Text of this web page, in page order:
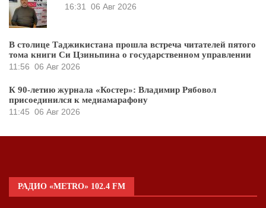
16:31
06 Авг 2026
В столице Таджикистана прошла встреча читателей пятого
тома книги Си Цзиньпина о государственном управлении
11:56 06 Авг 2026
К 90-летию журнала «Костер»: Владимир Рябовол
присоединился к медиамарафону
11:45 06 Авг 2026
РАДИО «METRO» 102.4 FM